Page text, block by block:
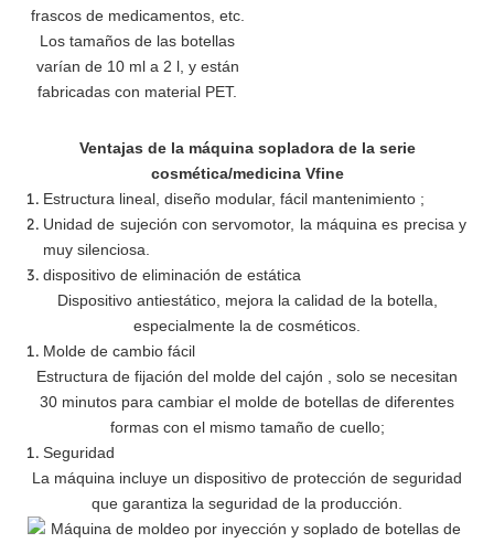
frascos de medicamentos, etc.
Los tamaños de las botellas
varían de 10 ml a 2 l, y están
fabricadas con material PET.
Ventajas de la máquina sopladora de la serie
cosmética/medicina Vfine
Estructura lineal, diseño modular, fácil mantenimiento ;
Unidad de sujeción con servomotor, la máquina es precisa y
muy silenciosa.
dispositivo de eliminación de estática
Dispositivo antiestático, mejora la calidad de la botella,
especialmente la de cosméticos.
Molde de cambio fácil
Estructura de fijación del molde del cajón
solo se necesitan
30 minutos para cambiar el molde de botellas de diferentes
formas con el mismo tamaño de cuello;
Seguridad
La máquina incluye un dispositivo de protección de seguridad
que garantiza la seguridad de la producción.